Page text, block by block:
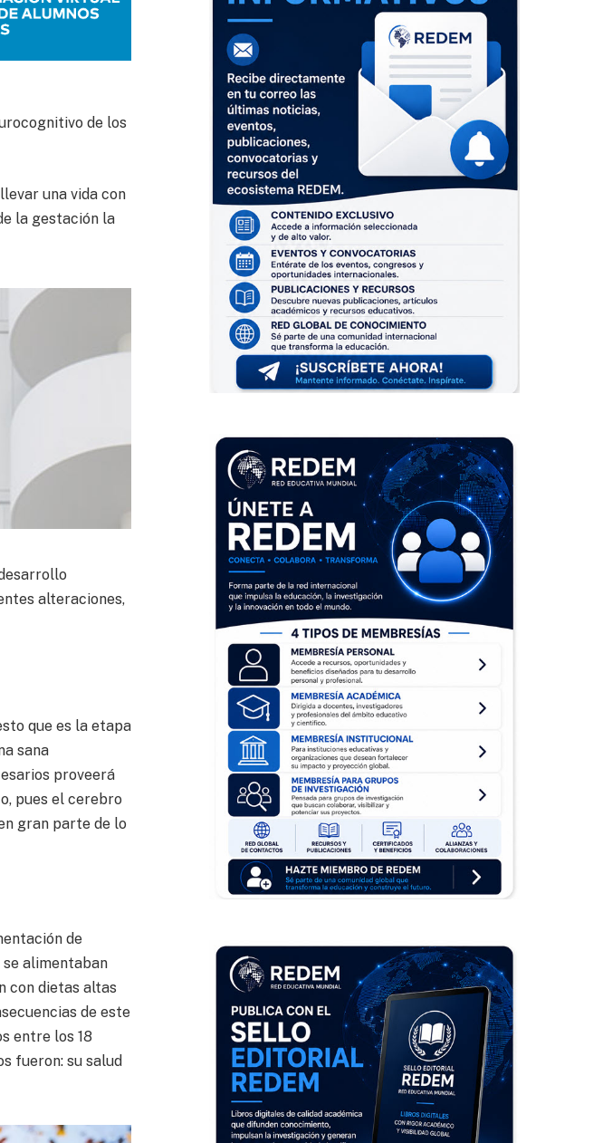
de los
una vida con
la gestación la
alteraciones,
que es la etapa
sana
proveerá
pues el cerebro
gran parte de lo
de
se alimentaban
con dietas altas
de este
entre los 18
fueron: su salud